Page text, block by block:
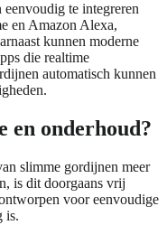
te integreren
en Amazon Alexa,
kunnen moderne
die realtime
automatisch kunnen
en onderhoud?
slimme gordijnen meer
is dit doorgaans vrij
voor eenvoudige
is.